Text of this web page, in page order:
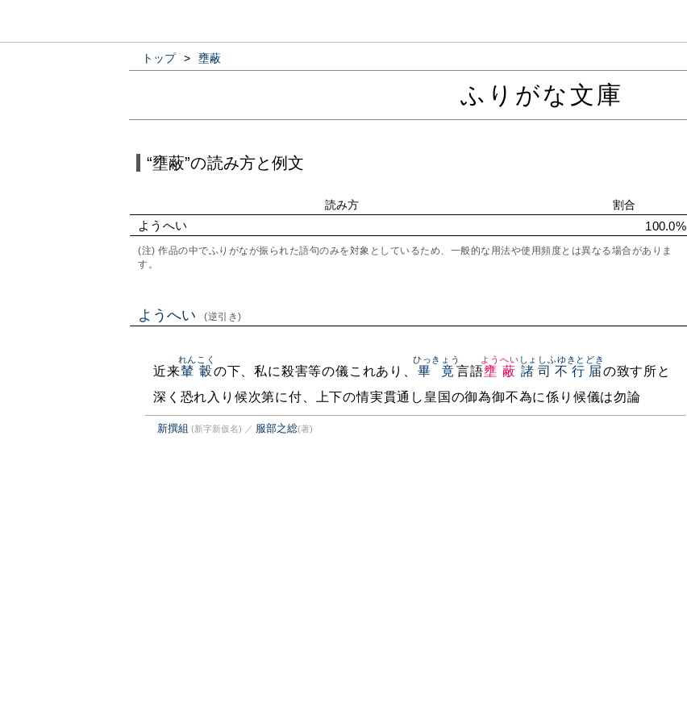
トップ > 壅蔽
ふりがな文庫
“壅蔽”の読み方と例文
読み方 割合
ようへい 100.0%
(注) 作品の中でふりがなが振られた語句のみを対象としているため、一般的な用法や使用頻度とは異なる場合がありま
す。
ようへい (逆引き)
近来輦轂
れんこく
の下、私に殺害等の儀これあり、 畢竟
ひっきょう
言語壅蔽
ようへい
諸司不行届
しょしふゆきとどき
の致す所と
深く恐れ入り候次第に付、上下の情実貫通し皇国の御為御不為に係り候儀は勿論
新撰組 (新字新仮名) ／ 服部之総(著)